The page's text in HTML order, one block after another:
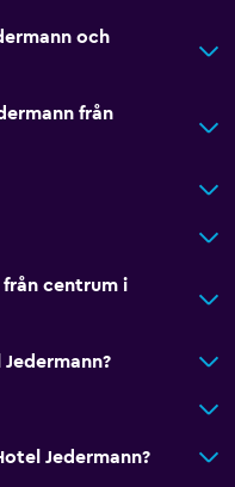
och
från
från centrum i
Jedermann?